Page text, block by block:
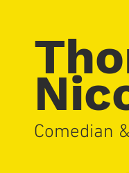
Comedian